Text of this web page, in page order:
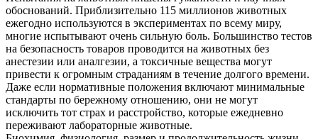
обоснований. Приблизительно 115 миллионов животных
ежегодно используются в экспериментах по всему миру,
многие испытывают очень сильную боль. Большинство тестов
на безопасность товаров проводится на животных без
анестезии или аналгезии, а токсичные вещества могут
привести к огромным страданиям в течение долгого времени.
Даже если нормативные положения включают минимальные
стандарты по бережному отношению, они не могут
исключить тот страх и расстройство, которые ежедневно
переживают лабораторные животные.